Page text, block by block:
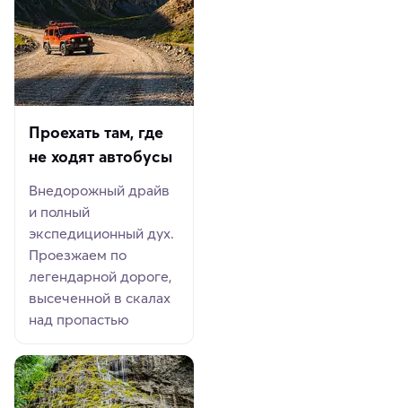
Проехать там, где
не ходят автобусы
Внедорожный драйв
и полный
экспедиционный дух.
Проезжаем по
легендарной дороге,
высеченной в скалах
над пропастью